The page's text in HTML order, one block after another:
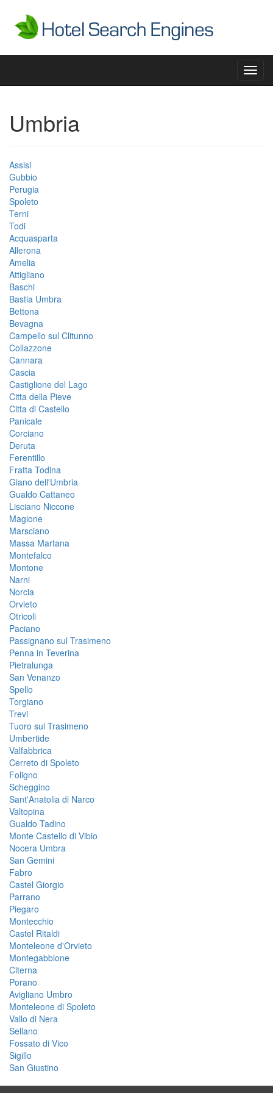
Umbria
Assisi
Gubbio
Perugia
Spoleto
Terni
Todi
Acquasparta
Allerona
Amelia
Attigliano
Baschi
Bastia Umbra
Bettona
Bevagna
Campello sul Clitunno
Collazzone
Cannara
Cascia
Castiglione del Lago
Citta della Pieve
Citta di Castello
Panicale
Corciano
Deruta
Ferentillo
Fratta Todina
Giano dell'Umbria
Gualdo Cattaneo
Lisciano Niccone
Magione
Marsciano
Massa Martana
Montefalco
Montone
Narni
Norcia
Orvieto
Otricoli
Paciano
Passignano sul Trasimeno
Penna in Teverina
Pietralunga
San Venanzo
Spello
Torgiano
Trevi
Tuoro sul Trasimeno
Umbertide
Valfabbrica
Cerreto di Spoleto
Foligno
Scheggino
Sant'Anatolia di Narco
Valtopina
Gualdo Tadino
Monte Castello di Vibio
Nocera Umbra
San Gemini
Fabro
Castel Giorgio
Parrano
Piegaro
Montecchio
Castel Ritaldi
Monteleone d'Orvieto
Montegabbione
Citerna
Porano
Avigliano Umbro
Monteleone di Spoleto
Vallo di Nera
Sellano
Fossato di Vico
Sigillo
San Giustino